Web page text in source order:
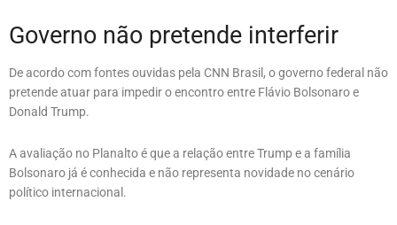
Governo não pretende interferir
De acordo com fontes ouvidas pela CNN Brasil, o governo federal não
pretende atuar para impedir o encontro entre Flávio Bolsonaro e
Donald Trump.
A avaliação no Planalto é que a relação entre Trump e a família
Bolsonaro já é conhecida e não representa novidade no cenário
político internacional.